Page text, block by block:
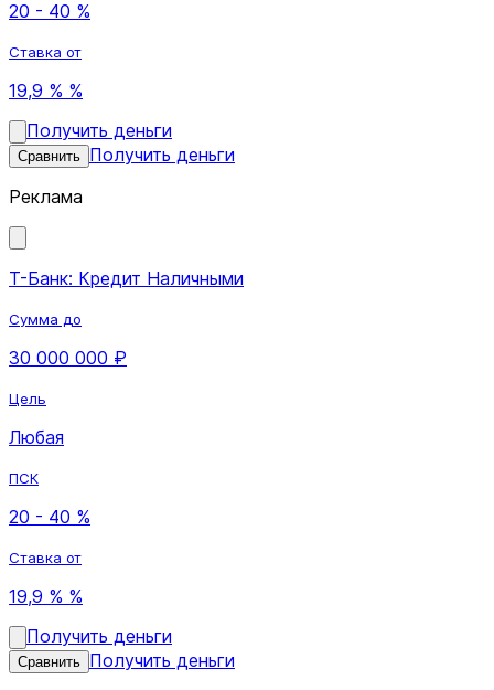
20 - 40 %
Ставка от
19,9 % %
Получить деньги
Сравнить Получить деньги
Реклама
Т-Банк: Кредит Наличными
Сумма до
30 000 000 ₽
Цель
Любая
ПСК
20 - 40 %
Ставка от
19,9 % %
Получить деньги
Сравнить Получить деньги